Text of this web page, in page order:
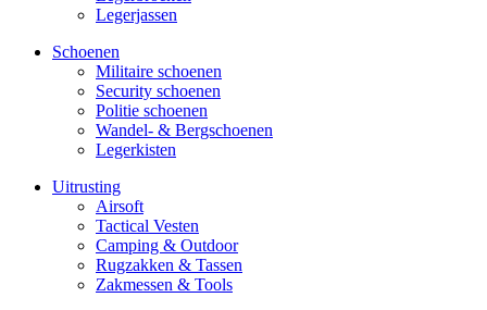
Legerjassen
Schoenen
Militaire schoe­nen
Security schoenen
Politie schoenen
Wandel- & Berg­­schoenen
Legerkisten
Uitrusting
Airsoft
Tactical Ves­ten
Camping & Outdoor
Rugzakken & Tassen
Zakmessen & Tools